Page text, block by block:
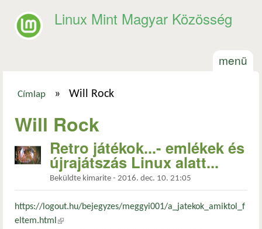
Linux Mint Magyar Közösség
menü
Címlap » Will Rock
Will Rock
Retro játékok...- emlékek és
újrajátszás Linux alatt...
Beküldte kimarite - 2016. dec. 10. 21:05
https://logout.hu/bejegyzes/meggyi001/a_jatekok_amiktol_f
eltem.html(külső hivatkozás)